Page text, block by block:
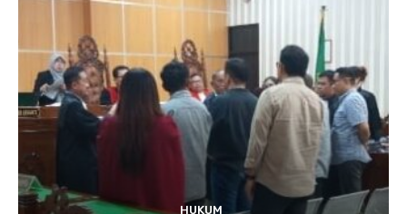
HUKUM